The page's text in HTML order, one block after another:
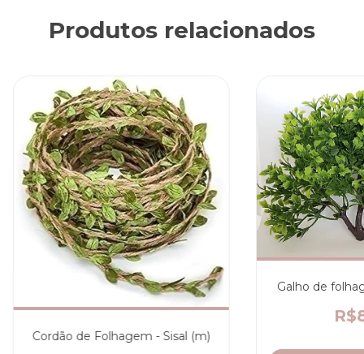
Produtos relacionados
Cordão de Folhagem - Sisal (m)
Galho de